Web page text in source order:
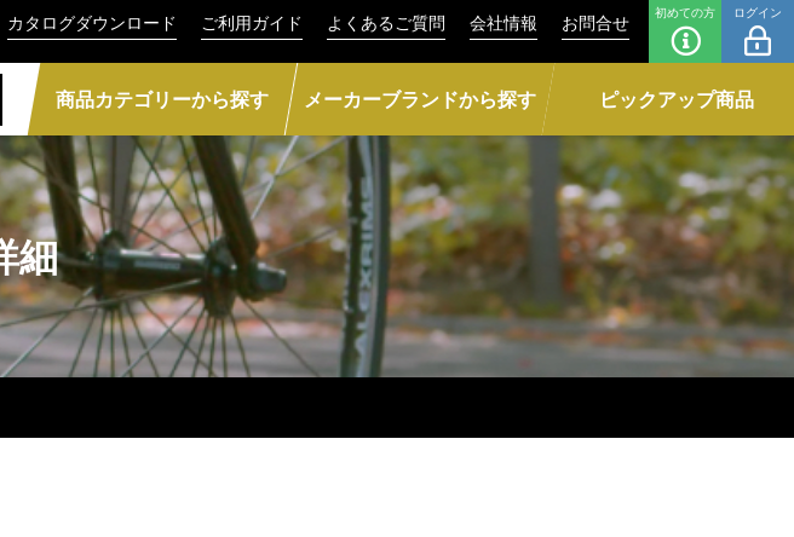
カタログダウンロード ご利用ガイド よくあるご質問 会社情報 お問合せ 初めての方 ログイン
商品カテゴリーから探す メーカーブランドから探す ピックアップ商品
細